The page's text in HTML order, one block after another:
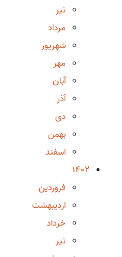
تیر
مرداد
شهریور
مهر
آبان
آذر
دی
بهمن
اسفند
1402
فروردین
اردیبهشت
خرداد
تیر